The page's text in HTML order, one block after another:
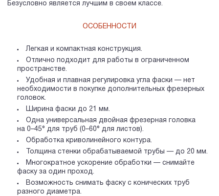
Безусловно является лучшим в своем классе.
ОСОБЕННОСТИ
Легкая и компактная конструкция.
Отлично подходит для работы в ограниченном
пространстве.
Удобная и плавная регулировка угла фаски — нет
необходимости в покупке дополнительных фрезерных
головок.
Ширина фаски до 21 мм.
Одна универсальная двойная фрезерная головка
на 0–45° для труб (0–60° для листов).
Обработка криволинейного контура.
Толщина стенки обрабатываемой трубы — до 20 мм.
Многократное ускорение обработки — снимайте
фаску за один проход.
Возможность снимать фаску с конических труб
разного диаметра.